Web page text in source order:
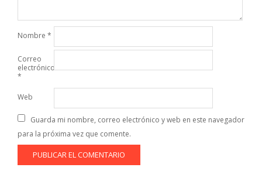
Nombre *
Correo
electrónico
*
Web
Guarda mi nombre, correo electrónico y web en este navegador
para la próxima vez que comente.